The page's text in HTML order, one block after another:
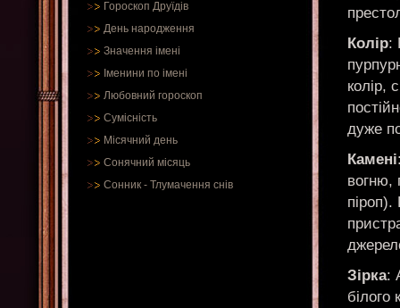
Гороскоп Друїдів
День народження
Значення імені
Іменини по імені
Любовний гороскоп
Сумісність
Місячний день
Сонячний місяць
Сонник - Тлумачення снів
Колір:
колір,
дуже
Камені
вогню,
Зірка: